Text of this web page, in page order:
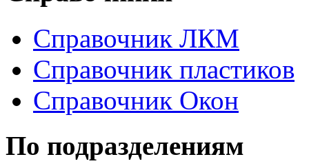
Справочник ЛКМ
Справочник пластиков
Справочник Окон
По подразделениям